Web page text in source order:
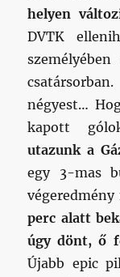
helyen
DVTK
négyest…
kapott
utazunk a
egy 3-mas
perc alatt
úgy dönt, ő
Újabb epic